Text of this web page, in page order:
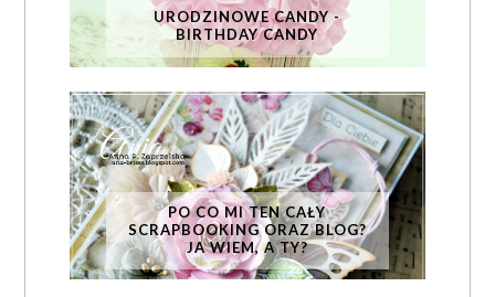
URODZINOWE CANDY -
BIRTHDAY CANDY
PO CO MI TEN CAŁY
SCRAPBOOKING ORAZ BLOG?
JA WIEM, A TY?